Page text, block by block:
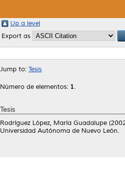
Up a level
Export as
Jump to: Tesis
Número de elementos: 1.
Tesis
Rodríguez López, María Guadalupe
Universidad Autónoma de Nuevo León.